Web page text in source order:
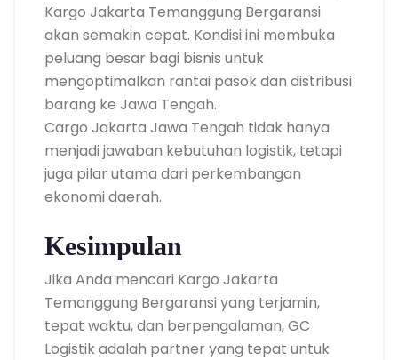
Kargo Jakarta Temanggung Bergaransi
akan semakin cepat. Kondisi ini membuka
peluang besar bagi bisnis untuk
mengoptimalkan rantai pasok dan distribusi
barang ke Jawa Tengah.
Cargo Jakarta Jawa Tengah tidak hanya
menjadi jawaban kebutuhan logistik, tetapi
juga pilar utama dari perkembangan
ekonomi daerah.
Kesimpulan
Jika Anda mencari Kargo Jakarta
Temanggung Bergaransi yang terjamin,
tepat waktu, dan berpengalaman, GC
Logistik adalah partner yang tepat untuk